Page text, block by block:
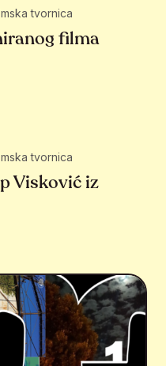
tvornica
filma
tvornica
Visković iz